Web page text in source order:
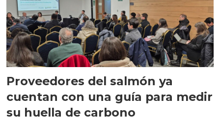
Proveedores del salmón ya
cuentan con una guía para medir
su huella de carbono